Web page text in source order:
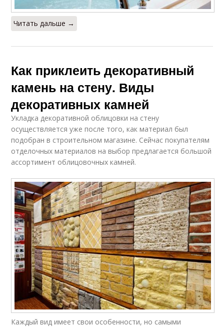
Читать дальше →
Как приклеить декоративный
камень на стену. Виды
декоративных камней
Укладка декоративной облицовки на стену
осуществляется уже после того, как материал был
подобран в строительном магазине. Сейчас покупателям
отделочных материалов на выбор предлагается большой
ассортимент облицовочных камней.
Каждый вид имеет свои особенности, но самыми